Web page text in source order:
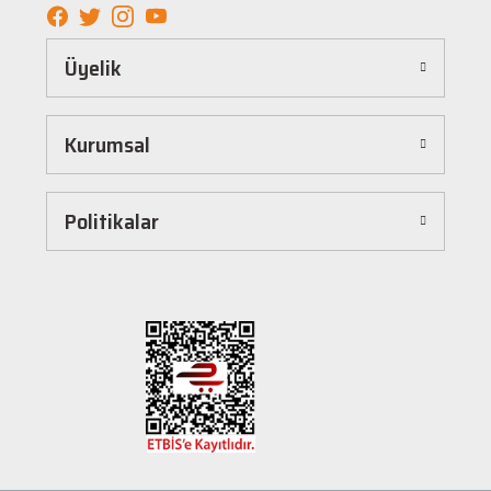
Kolay ve Hızlı Alışveriş Deneyimi
Hepnalbur.com, kullanıcı dostu arayüzü sayesinde alışverişi keyifli bir deneyime
dönüştürür. Ürünleri kategorilere göre sıralayabilir, arama kutusunu kullanarak
istediğiniz ürünü anında bulabilirsiniz. Ayrıca ürün sayfalarımızda detaylı açıklamalar ve
ürün özellikleri yer alır, böylece tercih etmek istediğiniz ürün hakkında tüm bilgilere
hızlıca siparişinizi tamamlayabilirsiniz.
Hızlı Kargo ve Güvenilir Teslimat
Hepnalbur.com olarak müşterilerimize en hızlı şekilde ürünlerini ulaştırmak için özenle
Müşteri Destek Hattı ile İletişim
Herhangi bir soru, öneri veya şikayetiniz için müşteri destek ekibimiz her zaman
hizmetinizdedir. İletişim sayfamız üzerinden bize ulaşabilir veya canlı destek
hattımızdan anında yardım alabilirsiniz. Siz değerli müşterilerimizin memnuniyeti, en
Üyelik
Kurumsal
Politikalar